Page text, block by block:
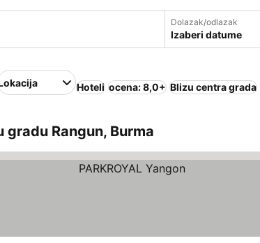
Dolazak/odlazak
Izaberi datume
Hoteli ocena: 8,0+ Blizu centra grada
Rangun, Burma